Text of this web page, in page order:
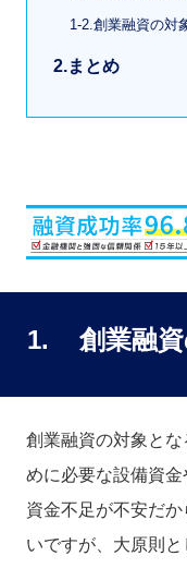
1-2.創業融資の対
2.まとめ
1. 創業融資
創業融資の対象と
めに必要な設備資金
資金不足が不安だ
いですが、大原則